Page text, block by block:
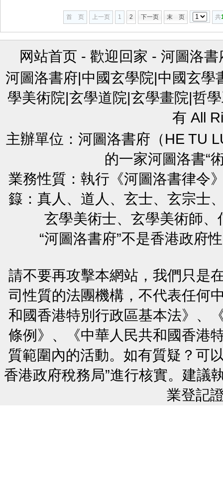
首 页 上一页 1 2 下一页 末 页 共
网站首页 - 歡迎回家 - 河圖洛書
河圖洛書府|中國玄學院|中國玄
學美術院|玄學道院|玄學畫院|哲
有 All
主辦單位：河圖洛書府（HE TU
的一家河圖洛書“
業務性質：執行《河圖洛書律令
籙：真人、道人、玄士、玄宗士
玄學美術士、玄學美術師
“河圖洛書府”不是香港政府
請不要再攻擊本網站，我們只是
司性質的法團機構，不代表任何
和國香港特別行政區基本法》、
條例》、《中華人民共和國香港
質範圍內的活動。如有質疑？可
香港政府稅務局”進行核實。建議
業登記